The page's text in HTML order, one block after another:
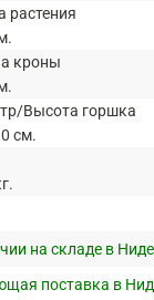
растения
кроны
Высота горшка
см.
на складе в
поставка в